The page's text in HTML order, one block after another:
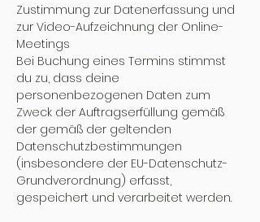
Zustimmung zur Datenerfassung und
zur Video-Aufzeichnung der Online-
Meetings
Bei Buchung eines Termins stimmst
du zu, dass deine
personenbezogenen Daten zum
Zweck der Auftragserfüllung gemäß
der gemäß der geltenden
Datenschutzbestimmungen
(insbesondere der EU-Datenschutz-
Grundverordnung) erfasst,
gespeichert und verarbeitet werden.